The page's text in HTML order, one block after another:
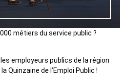
métiers du service public ?
employeurs publics de la région
Quinzaine de l’Emploi Public !